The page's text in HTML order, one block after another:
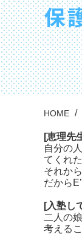
保
HOME
[恵理先
自分の
てくれ
それか
だから
[入塾し
二人の
考える